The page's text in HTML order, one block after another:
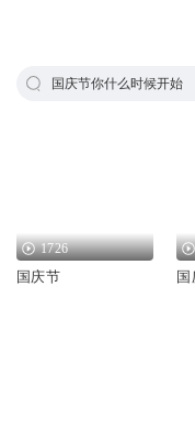
国庆节你什么时候开始
1726
国庆节 国